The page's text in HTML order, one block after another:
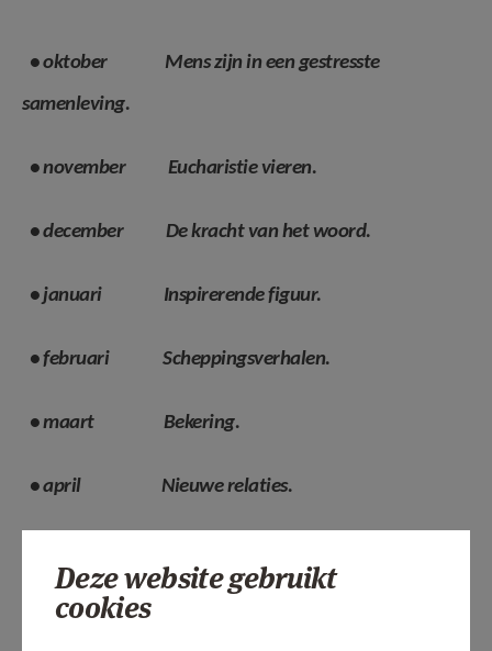
• oktober Mens zijn in een gestresste
samenleving.
• november Eucharistie vieren.
• december De kracht van het woord.
• januari Inspirerende figuur.
• februari Scheppingsverhalen.
• maart Bekering.
• april Nieuwe relaties.
• juni Vernieuwing in de kerk.
Deze website gebruikt
cookies